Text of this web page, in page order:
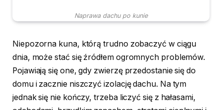
Naprawa dachu po kunie
Niepozorna kuna, którą trudno zobaczyć w ciągu
dnia, może stać się źródłem ogromnych problemów.
Pojawiają się one, gdy zwierzę przedostanie się do
domu i zacznie niszczyć izolację dachu. Na tym
jednak się nie kończy, trzeba liczyć się z hałasami,